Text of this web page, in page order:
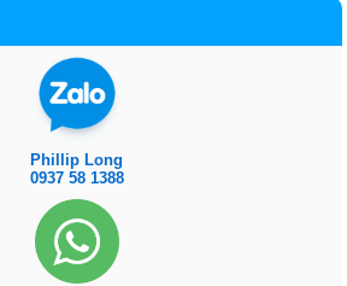
Phillip Long
0937 58 1388